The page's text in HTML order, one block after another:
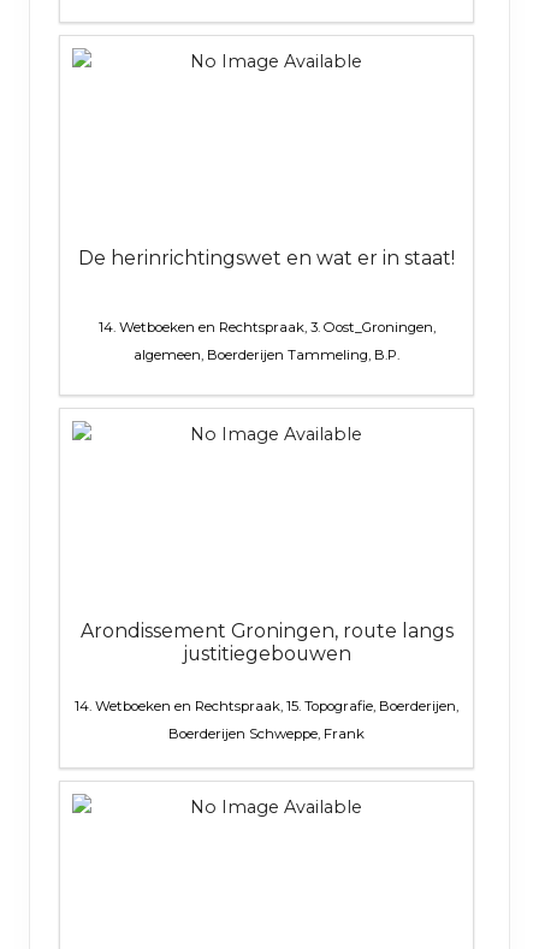
De herinrichtingswet en wat er in staat!
14. Wetboeken en Rechtspraak, 3. Oost_Groningen,
algemeen, Boerderijen Tammeling, B.P.
Arondissement Groningen, route langs
justitiegebouwen
14. Wetboeken en Rechtspraak, 15. Topografie, Boerderijen,
Boerderijen Schweppe, Frank